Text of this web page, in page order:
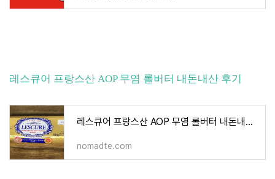
레스큐어 프랑스산 AOP 무염 롤버터 내돈내산 후기
레스큐어 프랑스산 AOP 무염 롤버터 내돈내산 후기
nomadte.com